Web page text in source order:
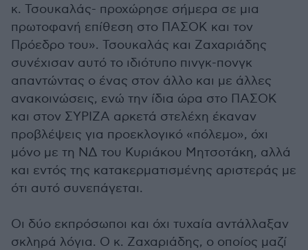
κ. Τσουκαλάς- προχώρησε σήμερα σε μια
πρωτοφανή επίθεση στο ΠΑΣΟΚ και τον
Πρόεδρο του». Τσουκαλάς και Ζαχαριάδης
συνέχισαν αυτό το ιδιότυπο πινγκ-πονγκ
απαντώντας ο ένας στον άλλο και με άλλες
ανακοινώσεις, ενώ την ίδια ώρα στο ΠΑΣΟΚ
και στον ΣΥΡΙΖΑ αρκετά στελέχη έκαναν
προβλέψεις για προεκλογικό «πόλεμο», όχι
μόνο με τη ΝΔ του Κυριάκου Μητσοτάκη, αλλά
και εντός της κατακερματισμένης αριστεράς με
ότι αυτό συνεπάγεται.
Οι δύο εκπρόσωποι και όχι τυχαία αντάλλαξαν
σκληρά λόγια. Ο κ. Ζαχαριάδης, ο οποίος μαζί